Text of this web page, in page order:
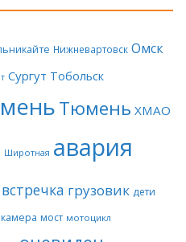
Нижневартовск Омск
Сургут Тобольск
Тюмень ХМАО
Широтная авария
встречка грузовик дети
камера мост мотоцикл